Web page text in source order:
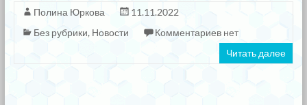
Полина Юркова
11.11.2022
Без рубрики, Новости
Комментариев нет
Читать далее